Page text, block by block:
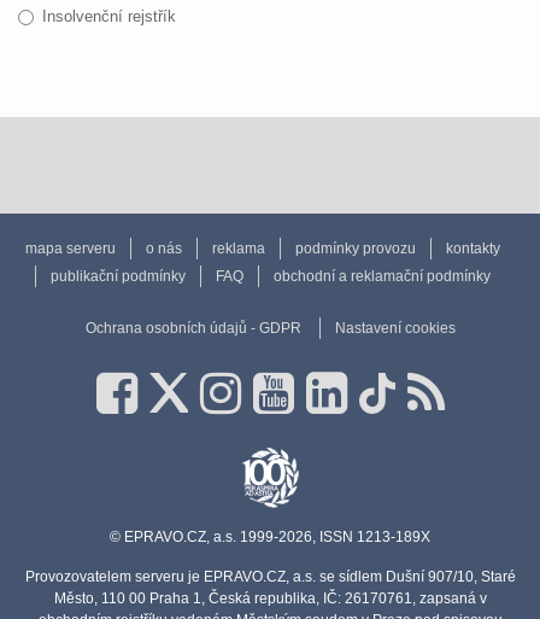
Insolvenční rejstřík
mapa serveru o nás reklama podmínky provozu
kontakty
publikační podmínky
FAQ obchodní a reklamační podmínky
Ochrana osobních údajů - GDPR Nastavení cookies
© EPRAVO.CZ, a.s. 1999-2026, ISSN 1213-189X
Provozovatelem serveru je EPRAVO.CZ, a.s. se sídlem Dušní 907/10, Staré
Město, 110 00 Praha 1, Česká republika, IČ: 26170761, zapsaná v